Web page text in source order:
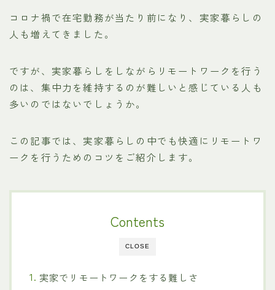
コロナ禍で在宅勤務が当たり前になり、実家暮らしの
人も増えてきました。
ですが、実家暮らしをしながらリモートワークを行う
のは、集中力を維持するのが難しいと感じている人も
多いのではないでしょうか。
この記事では、実家暮らしの中でも快適にリモートワ
ークを行うためのコツをご紹介します。
CLOSE
Contents
実家でリモートワークをする難しさ